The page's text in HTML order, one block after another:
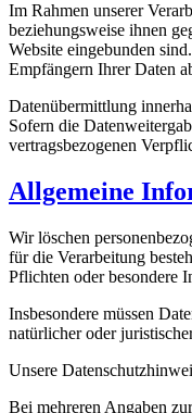
Im Rahmen unserer
beziehungsweise ihnen
Website eingebunden
Empfängern Ihrer Daten
Datenübermittlung
Sofern die
vertragsbezogenen
Allgemeine
Wir löschen
für die Verarbeitung
Pflichten oder besondere
Insbesondere müssen
natürlicher oder
Unsere
Bei mehreren Angaben